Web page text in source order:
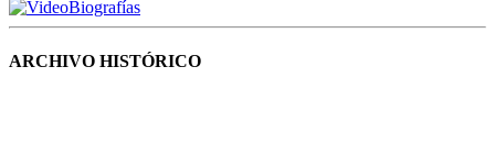
ARCHIVO HISTÓRICO